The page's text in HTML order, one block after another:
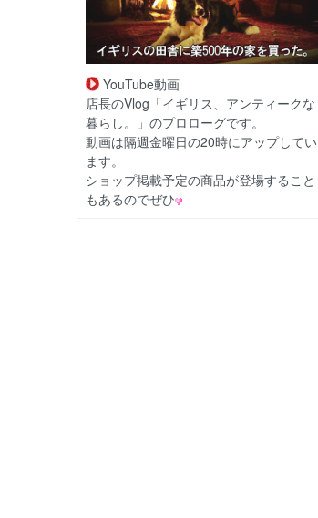
YouTube動画
店長のVlog「イギリス、アンティークな
暮らし。」のプロローグです。
動画は隔週金曜日の20時にアップしてい
ます。
ショップ掲載予定の商品が登場すること
もあるのでぜひ